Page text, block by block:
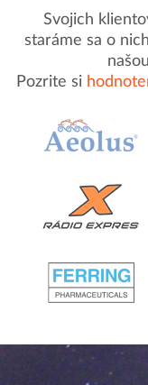
Svojich
staráme sa o
Pozrite si